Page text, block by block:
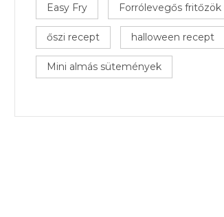
Easy Fry Forrólevegős fritőzök
őszi recept halloween recept
Mini almás sütemények